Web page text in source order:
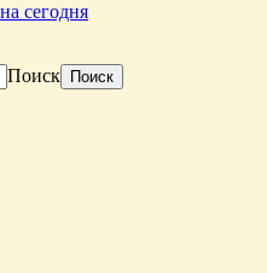
сегодня
Поиск